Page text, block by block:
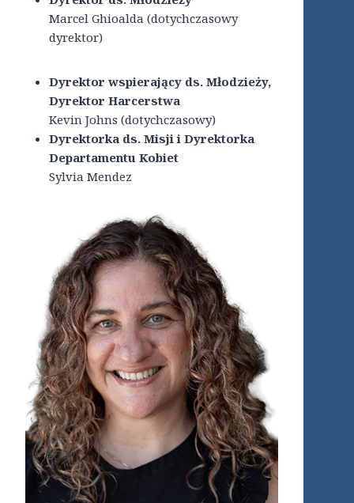
Marcel Ghioalda (dotychczasowy
dyrektor)
Dyrektor wspierający ds. Młodzieży,
Dyrektor Harcerstwa
Kevin Johns (dotychczasowy)
Dyrektorka ds. Misji i Dyrektorka
Departamentu Kobiet
Sylvia Mendez